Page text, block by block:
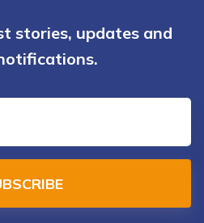
stories, updates and